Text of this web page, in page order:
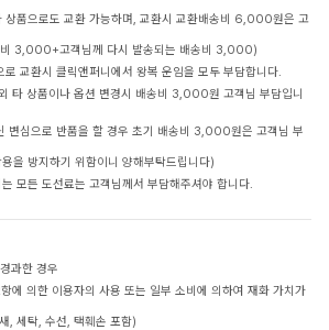
상품으로도 교환 가능하며, 교환시 교환배송비 6,000원은 고
비 3,000+고객님께 다시 발송되는 배송비 3,000)
교환시 클릭앤퍼니에서 왕복 운임을 모두 부담합니다.
타 상품이나 옵션 변경시 배송비 3,000원 고객님 부담입니
변심으로 반품을 할 경우 초기 배송비 3,000원은 고객님 부
을 방지하기 위함이니 양해부탁드립니다)
모든 도선료는 고객님께서 부담해주셔야 합니다.
과한 경우
에 의한 이용자의 사용 또는 일부 소비에 의하여 재화 가치가
, 세탁, 수선, 택훼손 포함)